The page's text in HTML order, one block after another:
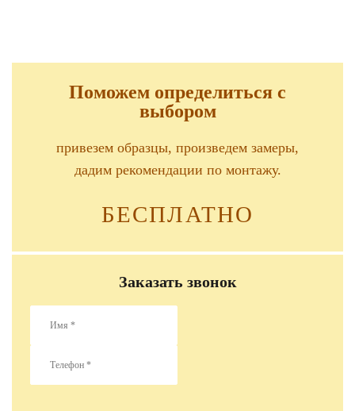
Поможем определиться с
выбором
привезем образцы, произведем замеры,
дадим рекомендации по монтажу.
БЕСПЛАТНО
Заказать звонок